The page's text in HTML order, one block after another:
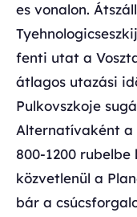
es vonalon.
fenti utat a
átlagos utazási
Pulkovszkoje
Alternatívaként a
800-1200
közvetlenül a
bár a